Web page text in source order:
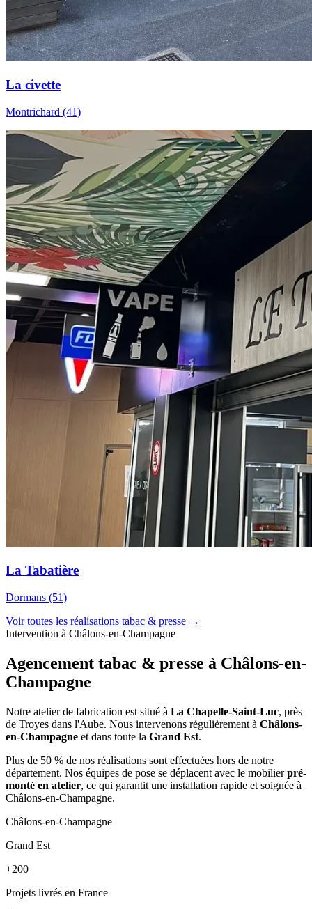
La civette
Montrichard (41)
La Tabatière
Dormans (51)
Voir toutes les réalisations tabac & presse →
Intervention à Châlons-en-Champagne
Agencement tabac & presse à Châlons-en-
Champagne
Notre atelier de fabrication est situé à La Chapelle-Saint-Luc, près
de Troyes dans l'Aube. Nous intervenons régulièrement à Châlons-
en-Champagne et dans toute la Grand Est.
Plus de 50 % de nos réalisations sont effectuées hors de notre
département. Nos équipes de pose se déplacent avec le mobilierpré-
monté en atelier, ce qui garantit une installation rapide et soignée à
Châlons-en-Champagne.
Châlons-en-Champagne
Grand Est
+200
Projets livrés en France